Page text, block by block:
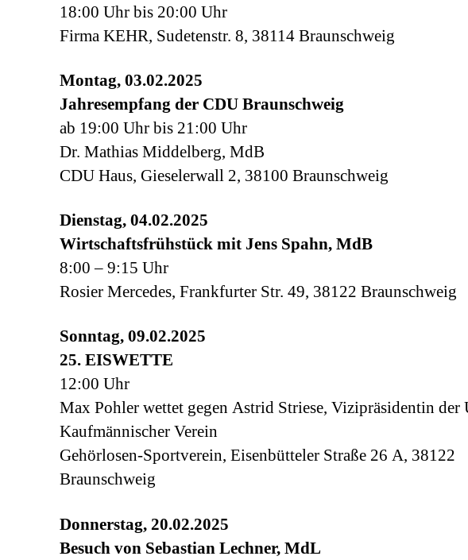
18:00 Uhr bis 20:00 Uhr
Firma KEHR, Sudetenstr. 8, 38114 Braunschweig
Montag, 03.02.2025
Jahresempfang der CDU Braunschweig
ab 19:00 Uhr bis 21:00 Uhr
Dr. Mathias Middelberg, MdB
CDU Haus, Gieselerwall 2, 38100 Braunschweig
Dienstag, 04.02.2025
Wirtschaftsfrühstück mit Jens Spahn, MdB
8:00 – 9:15 Uhr
Rosier Mercedes, Frankfurter Str. 49, 38122 Braunschweig
Sonntag, 09.02.2025
25. EISWETTE
12:00 Uhr
Max Pohler wettet gegen Astrid Striese, Vizipräsidentin der
Kaufmännischer Verein
Gehörlosen-Sportverein, Eisenbütteler Straße 26 A, 38122
Braunschweig
Donnerstag, 20.02.2025
Besuch von Sebastian Lechner, MdL